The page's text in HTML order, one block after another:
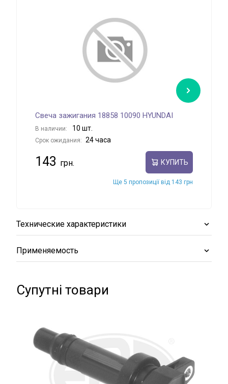
Свеча зажигания 18858 10090 HYUNDAI
В наличии: 10 шт.
Срок ожидания: 24 часа
143 КУПИТЬ
Ще 5 пропозиції від 143 грн
Технические характеристики
Применяемость
Супутні товари